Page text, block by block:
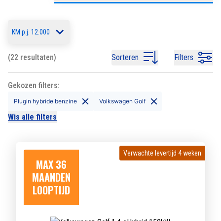
KM p.j. 12.000
(22 resultaten) Sorteren Filters
Gekozen filters:
Plugin hybride benzine Volkswagen Golf
Wis alle filters
MAX 36
MAANDEN
LOOPTIJD
Verwachte levertijd 4 weken
Verwachte levertijd 4 weken